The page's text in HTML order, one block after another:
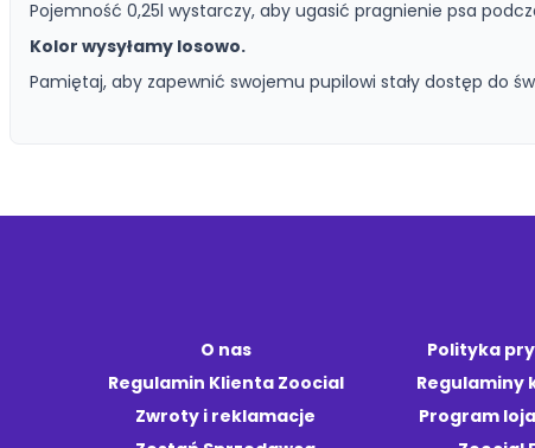
Pojemność 0,25l wystarczy, aby ugasić pragnienie psa
Kolor wysyłamy losowo.
Pamiętaj, aby zapewnić swojemu pupilowi stały dostęp do
O nas
Regulamin Klienta Zoocial
Zwroty i reklamacje
Polityka
Regulaminy
Program